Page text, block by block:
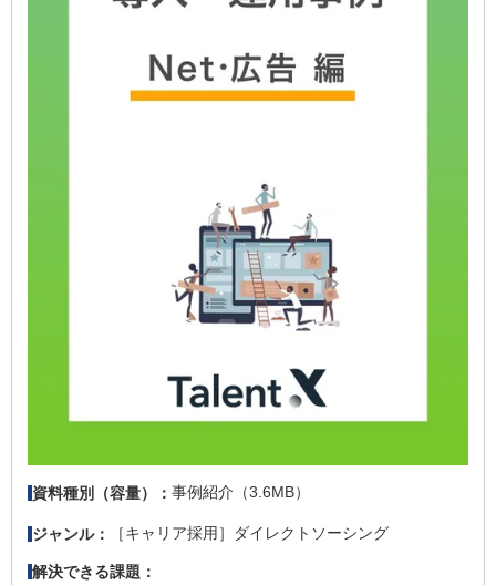
資料種別（容量）： 事例紹介（3.6MB）
ジャンル： ［キャリア採用］ダイレクトソーシング
解決できる課題：